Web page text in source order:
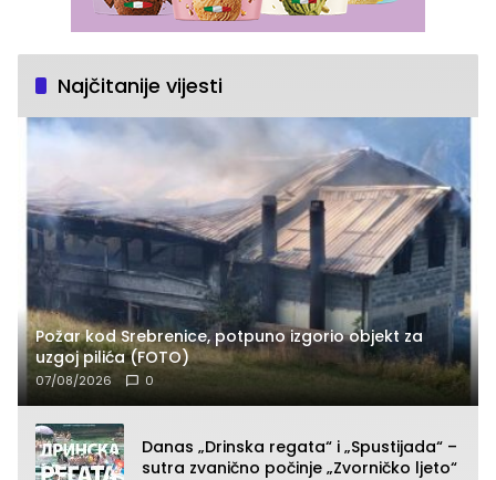
Najčitanije vijesti
Požar kod Srebrenice, potpuno izgorio objekt za
uzgoj pilića (FOTO)
07/08/2026 0
Danas „Drinska regata“ i „Spustijada“ –
sutra zvanično počinje „Zvorničko ljeto“